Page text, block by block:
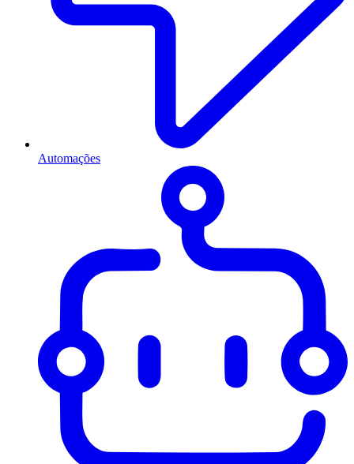
Automações